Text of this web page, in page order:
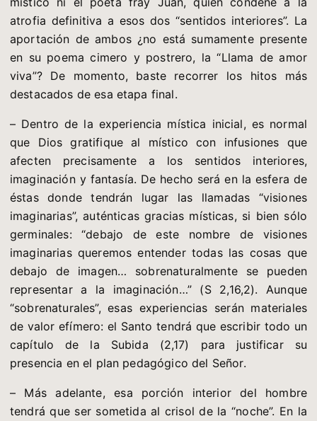
atrofia definitiva a esos dos “sentidos interiores”. La
aportación de ambos ¿no está sumamente presente
en su poema cimero y postrero, la “Llama de amor
viva”? De momento, baste recorrer los hitos más
destacados de esa etapa final.
– Dentro de la experiencia mística inicial, es normal
que Dios gratifique al místico con infusiones que
afecten precisamente a los sentidos interiores,
imaginación y fantasía. De hecho será en la esfera de
éstas donde tendrán lugar las llamadas “visiones
imaginarias”, auténticas gracias místicas, si bien sólo
germinales: “debajo de este nombre de visiones
imaginarias queremos entender todas las cosas que
debajo de imagen… sobrenaturalmente se pueden
representar a la imaginación…” (S 2,16,2). Aunque
“sobrenaturales”, esas experiencias serán materiales
de valor efímero: el Santo tendrá que escribir todo un
capítulo de la Subida (2,17) para justificar su
presencia en el plan pedagógico del Señor.
– Más adelante, esa porción interior del hombre
tendrá que ser sometida al crisol de la “noche”. En la